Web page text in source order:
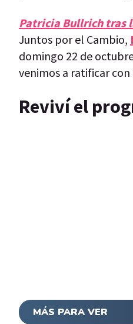
Patricia Bullrich tras
Juntos por el Cambio,
domingo 22 de
venimos a ratificar
Reviví el
MÁS PARA VER